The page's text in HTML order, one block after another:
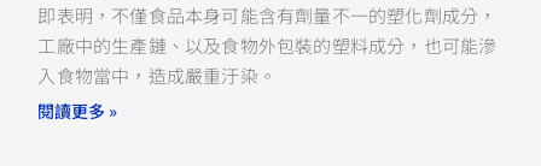
即表明，不僅食品本身可能含有劑量不一的塑化劑成分，
工廠中的生產鏈、以及食物外包裝的塑料成分，也可能滲
入食物當中，造成嚴重汙染。
閱讀更多 »